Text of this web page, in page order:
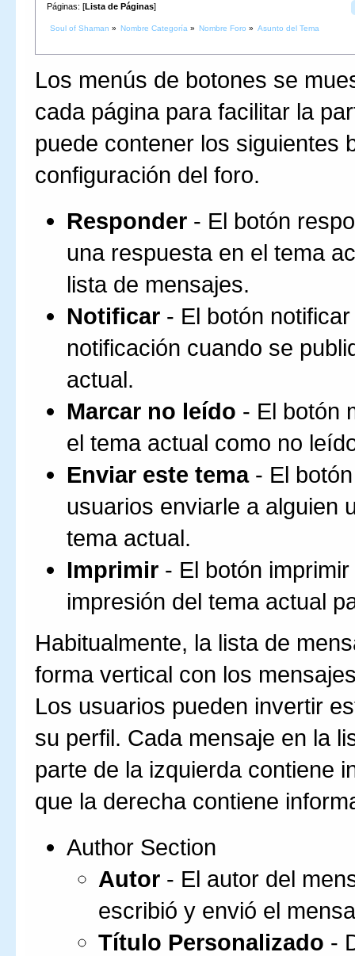
Páginas: [Lista de Páginas]
Soul of Shaman » Nombre Categoría » Nombre Foro » Asunto del Tema
Los menús de botones se
cada página para facilitar la
puede contener los siguientes
configuración del foro.
Responder - El botón
una respuesta en el tema
lista de mensajes.
Notificar - El botón
notificación cuando se
actual.
Marcar no leído - El botón
el tema actual como no
Enviar este tema- El
usuarios enviarle a alguien
tema actual.
Imprimir - El botón
impresión del tema actual
Habitualmente, la lista de
forma vertical con los
Los usuarios pueden invertir
su perfil. Cada mensaje en la
parte de la izquierda contiene
que la derecha contiene
Author Section
Autor - El autor del
escribió y envió el
Título Personalizado -